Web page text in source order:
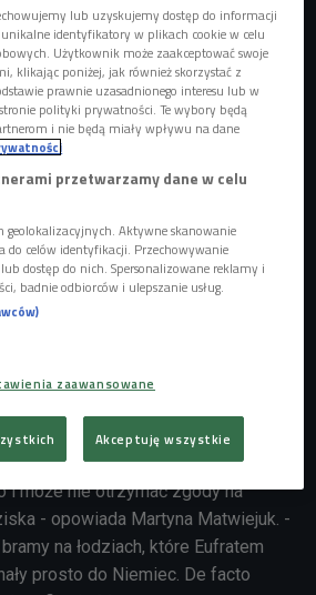
to ulubione miejsce spotkań
hanohiki
audycji zaczyna od słynnej
muzealny powstał pod koniec
odwiedzanym muzeum jest Muzeum
znajdują się eksponaty z całego
z nich w stolicy Niemiec jest
Brama Isztar. Została ona
przez króla Nabuchodonozora, ku
jest glazurowaną cegłą w
Pewien niemiecki archeolog
i miał intuicję, że może to być coś
i może nie otrzymać zgody na
- opowiada Martyna Matwiejuk. -
na łodziach, które Eufratem
prosto do Niemiec. De facto
lub uzyskujemy dostęp do informacji
identyfikatory w plikach cookie w celu
Użytkownik może zaakceptować swoje
klikając poniżej, jak również skorzystać z
prawnie uzasadnionego interesu lub w
polityki prywatności. Te wybory będą
i nie będą miały wpływu na dane
przetwarzamy dane w celu
geolokalizacyjnych. Aktywne skanowanie
do celów identyfikacji. Przechowywanie
dostęp do nich. Spersonalizowane reklamy i
badnie odbiorców i ulepszanie usług.
zaawansowane
Akceptuję wszystkie